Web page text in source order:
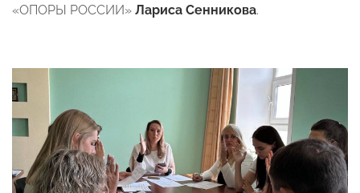
«ОПОРЫ РОССИИ» Лариса Сенникова.